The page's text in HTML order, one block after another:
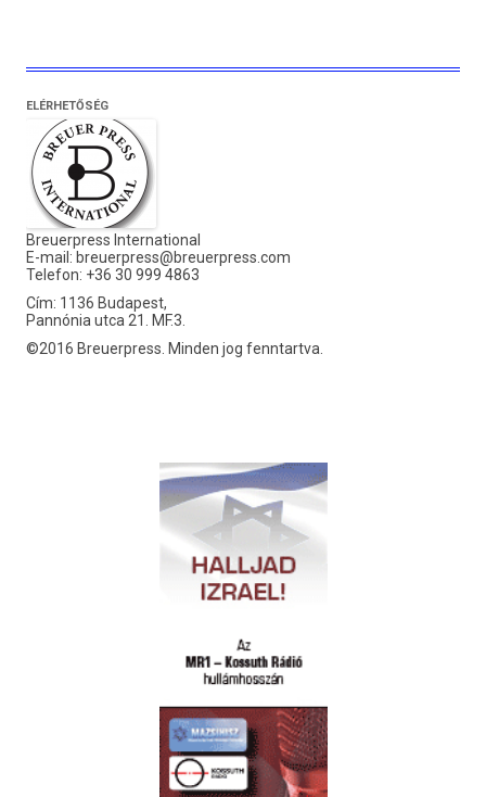
ELÉRHETŐSÉG
Breuerpress International
E-mail: breuerpress@breuerpress.com
Telefon: +36 30 999 4863
Cím: 1136 Budapest,
Pannónia utca 21. MF.3.
©2016 Breuerpress. Minden jog fenntartva.